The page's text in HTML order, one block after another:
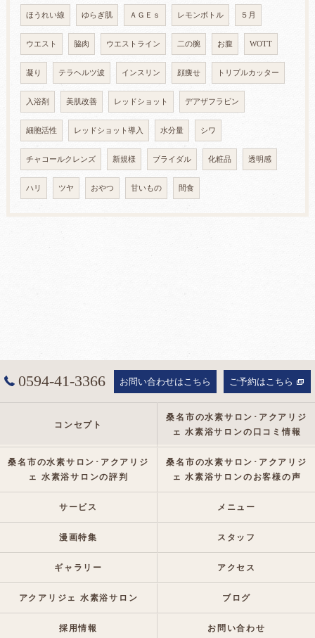
ほうれい線 ゆらぎ肌 ＡＧＥｓ レモンボトル ５月
ウエスト 脇肉 ウエストライン 二の腕 お腹 WOTT
凝り テラヘルツ波 インスリン 顔痩せ トリプルカッター
入浴剤 美肌改善 レッドショット デアザフラビン
細胞活性 レッドショット導入 水分量 シワ
チャコールクレンズ 新規様 ブライダル 化粧品 透明感
ハリ ツヤ おやつ 甘いもの 間食
0594-41-3366 お問い合わせはこちら ご予約はこちら
コンセプト
桑名市の水素サロン･アクアリジ
ェ 水素浴サロンの口コミ情報
桑名市の水素サロン･アクアリジ
ェ 水素浴サロンの評判
桑名市の水素サロン･アクアリジ
ェ 水素浴サロンのお客様の声
サービス メニュー
漫画特集 スタッフ
ギャラリー アクセス
アクアリジェ 水素浴サロン ブログ
採用情報 お問い合わせ